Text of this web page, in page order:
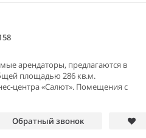
арендаторы, предлагаются в
площадью 286 кв.м.
центра «Салют». Помещения с
Обратный звонок